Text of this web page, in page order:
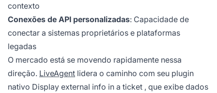
contexto
Conexões de API personalizadas: Capacidade de
conectar a sistemas proprietários e plataformas
legadas
O mercado está se movendo rapidamente nessa
direção. LiveAgent lidera o caminho com seu plugin
nativo Display external info in a ticket , que exibe dados